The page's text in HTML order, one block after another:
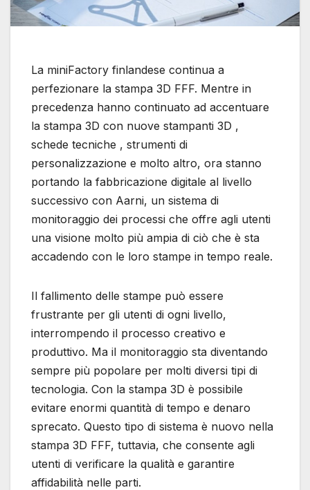
La miniFactory finlandese continua a
perfezionare la stampa 3D FFF. Mentre in
precedenza hanno continuato ad accentuare
la stampa 3D con nuove stampanti 3D ,
schede tecniche , strumenti di
personalizzazione e molto altro, ora stanno
portando la fabbricazione digitale al livello
successivo con Aarni, un sistema di
monitoraggio dei processi che offre agli utenti
una visione molto più ampia di ciò che è sta
accadendo con le loro stampe in tempo reale.
Il fallimento delle stampe può essere
frustrante per gli utenti di ogni livello,
interrompendo il processo creativo e
produttivo. Ma il monitoraggio sta diventando
sempre più popolare per molti diversi tipi di
tecnologia. Con la stampa 3D è possibile
evitare enormi quantità di tempo e denaro
sprecato. Questo tipo di sistema è nuovo nella
stampa 3D FFF, tuttavia, che consente agli
utenti di verificare la qualità e garantire
affidabilità nelle parti.